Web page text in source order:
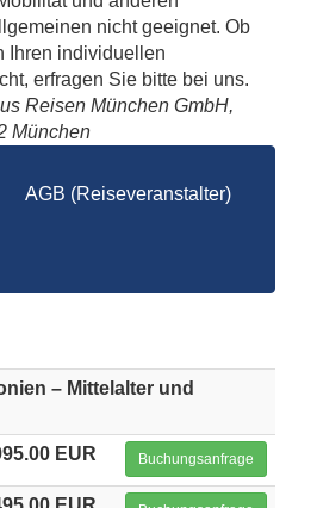
nicht geeignet. Ob
Ihren individuellen
erfragen Sie bitte bei uns.
Reisen München GmbH,
München
AGB (Reiseveranstalter)
– Mittelalter und
EUR Buchungsanfrage